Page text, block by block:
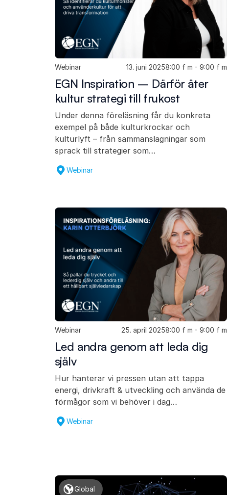
Webinar 13. juni 20258:00 f m - 9:00 f m
EGN Inspiration – Därför äter
kultur strategi till frukost
Under denna föreläsning får du konkreta
exempel på både kulturkrockar och
kulturlyft – från sammanslagningar som
sprack till strategier som…
Webinar
Webinar 25. april 20258:00 f m - 9:00 f m
Led andra genom att leda dig
själv
Hur hanterar vi pressen utan att tappa
energi, drivkraft & utveckling och använda de
förmågor som vi behöver i dag…
Webinar
Global